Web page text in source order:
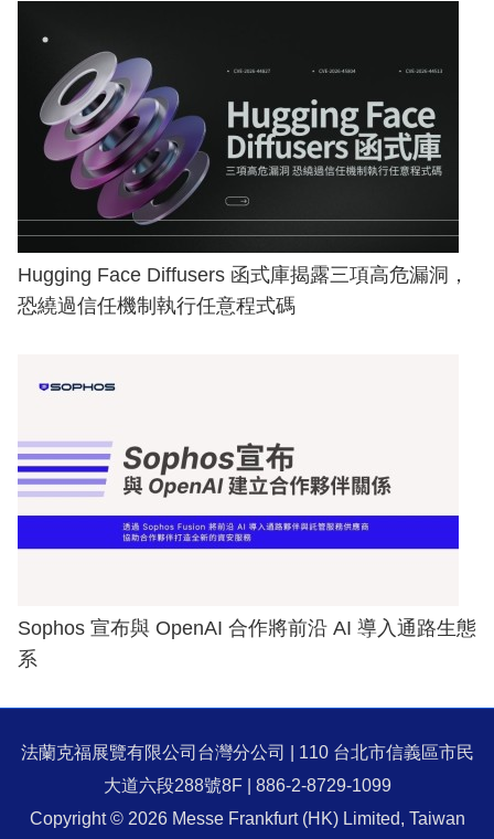
Hugging Face Diffusers 函式庫揭露三項高危漏洞，
恐繞過信任機制執行任意程式碼
Sophos 宣布與 OpenAI 合作將前沿 AI 導入通路生態
系
法蘭克福展覽有限公司台灣分公司 | 110 台北市信義區市民
大道六段288號8F | 886-2-8729-1099
Copyright © 2026 Messe Frankfurt (HK) Limited, Taiwan